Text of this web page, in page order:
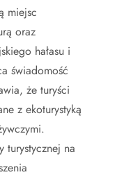
miejsc
oraz
hałasu i
świadomość
że turyści
z ekoturystyką
turystycznej na